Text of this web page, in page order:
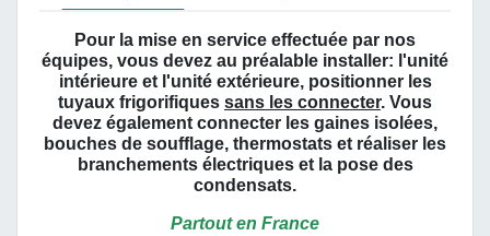
Pour la mise en service effectuée par nos
équipes, vous devez au préalable installer: l'unité
intérieure et l'unité extérieure, positionner les
tuyaux frigorifiques sans les connecter. Vous
devez également connecter les gaines isolées,
bouches de soufflage, thermostats et réaliser les
branchements électriques et la pose des
condensats.
Partout en France